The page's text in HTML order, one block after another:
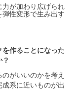
力が加わり広げられ
性変形で生み出す
作ることになった
がいいのかを考え
系に近いものが出